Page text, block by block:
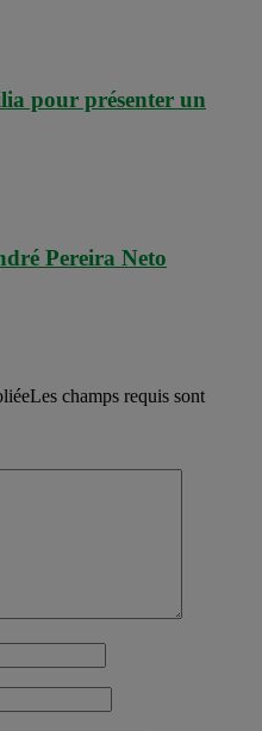
pour présenter un
Pereira Neto
champs requis sont